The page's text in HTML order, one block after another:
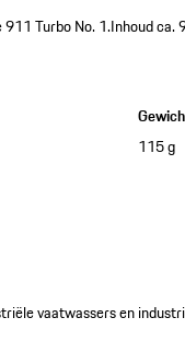
911 Turbo No. 1.Inhoud ca.
115 g
vaatwassers en